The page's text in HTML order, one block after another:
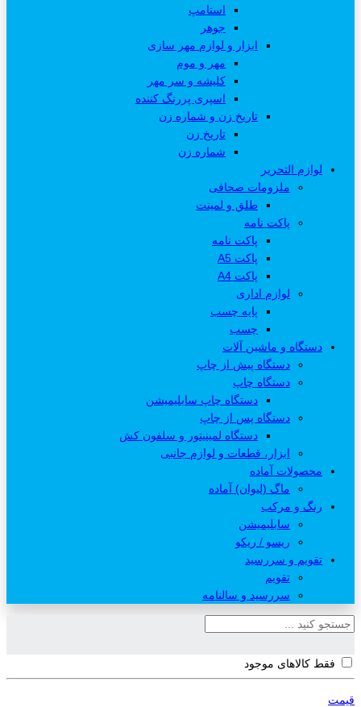
استامپ
جوهر
ابزار و لوازم مهر سازی
مهر و موم
کلیشه و سر مهر
اسپری پررنگ کننده
تاریخ زن و شماره زن
تاریخ زن
شماره زن
لوازم التحریر
ملزومات صحافی
طلق و لمینت
پاکت نامه
پاکت نامه
پاکت A5
پاکت A4
لوازم اداری
پایه چسب
چسب
دستگاه و ماشین آلات
دستگاه پیش از چاپ
دستگاه چاپ
دستگاه چاپ سابلیمیشن
دستگاه پس از چاپ
دستگاه لمینیتور و سلفون کش
ابزار، قطعات و لوازم جانبی
محصولات آماده
ماگ (لیوان) آماده
رنگ و مرکب
سابلیمیشن
ریسو / ریکو
تقویم و سررسید
تقویم
سررسید و سالنامه
فقط کالاهای موجود
قیمت